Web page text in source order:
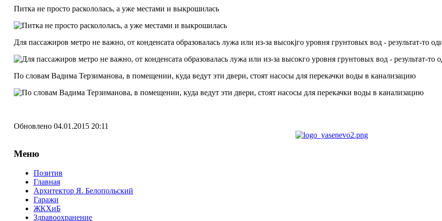
Питка не просто раскололась, а уже местами и выкрошилась
Для пассажиров метро не важно, от конденсата образовалась лужа или из-за высокjго уровня грунтовых вод - результат-то
По словам Вадима Терзиманова, в помещении, куда ведут эти двери, стоят насосы для перекачки воды в канализацию
Обновлено 04.01.2015 20:11
Меню
Позитив
Главная
Архитектор Я. Белопольский
Гаражи
ЖКХиБ
Здравоохранение